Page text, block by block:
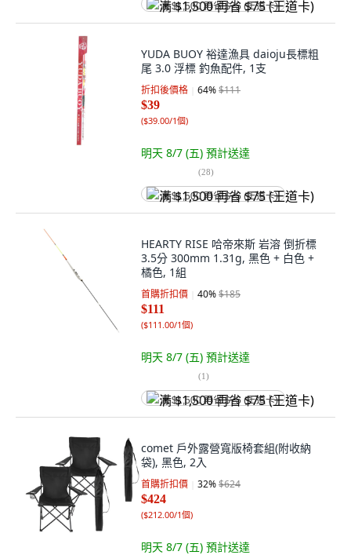
满 $1,500 再省 $75 (王道卡)
YUDA BUOY 裕達漁具 daioju長標粗
尾 3.0 浮標 釣魚配件, 1支
折扣後價格 64%$111
$39
($39.00/1個)
明天 8/7 (五) 預計送達
(28)
满 $1,500 再省 $75 (王道卡)
HEARTY RISE 哈帝來斯 岩溶 倒折標
3.5分 300mm 1.31g, 黑色 + 白色 +
橘色, 1組
首購折扣價 40%$185
$111
($111.00/1個)
明天 8/7 (五) 預計送達
(1)
满 $1,500 再省 $75 (王道卡)
comet 戶外露營寬版椅套組(附收納
袋), 黑色, 2入
首購折扣價 32%$624
$424
($212.00/1個)
明天 8/7 (五) 預計送達